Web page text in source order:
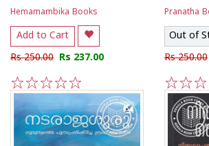
Hemamambika Books
Add to Cart
Rs 250.00 Rs 237.00
5
4
3
2
1
Pranatha
Out of
Rs 250.00
3
2
1